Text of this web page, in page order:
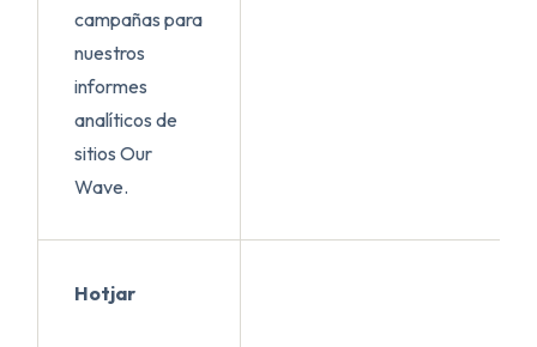
campañas para
nuestros
informes
analíticos de
sitios Our
Wave.
Hotjar